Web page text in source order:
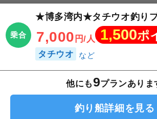
乗合
★博多湾内★タチウオ釣り
7,000 円/人 1,500ポ
タチウオ
他にも9プランありま
釣り船詳細を見る